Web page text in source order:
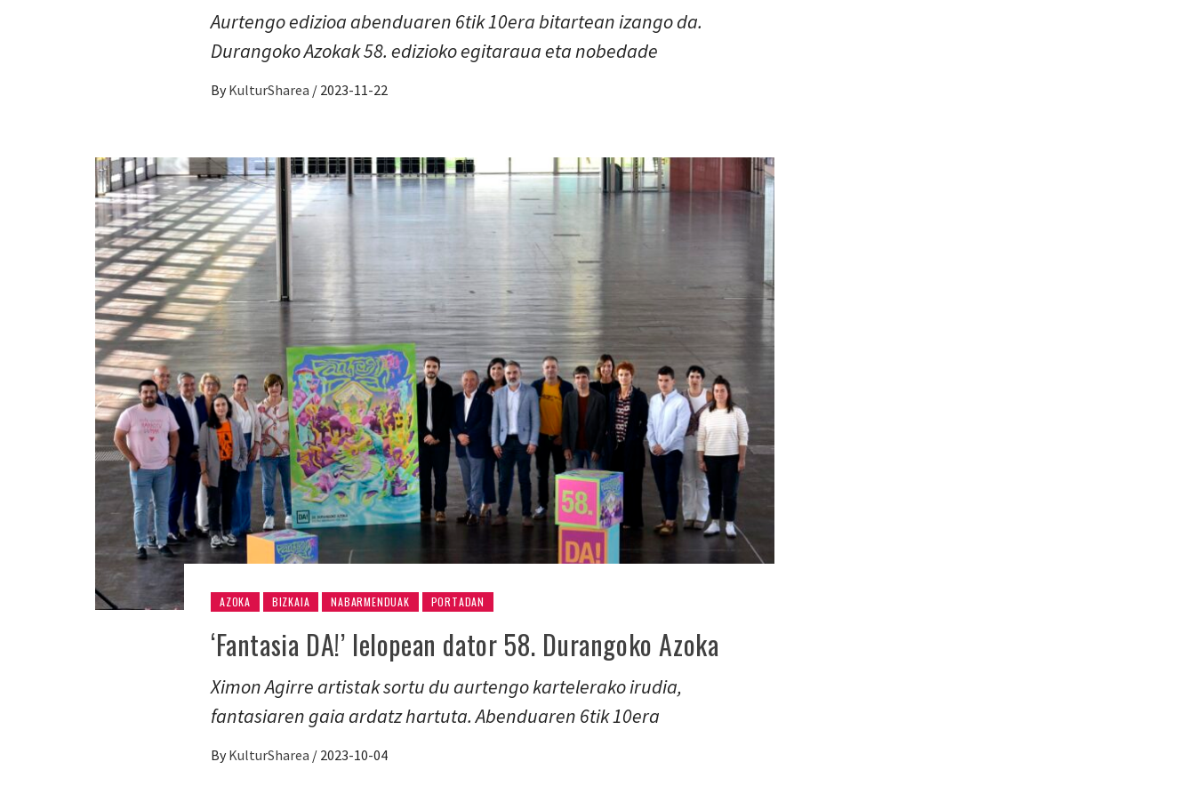
Aurtengo edizioa abenduaren 6tik 10era bitartean izango da.
Durangoko Azokak 58. edizioko egitaraua eta nobedade
By KulturSharea / 2023-11-22
AZOKA BIZKAIA NABARMENDUAK PORTADAN
‘Fantasia DA!’ lelopean dator 58. Durangoko Azoka
Ximon Agirre artistak sortu du aurtengo kartelerako irudia,
fantasiaren gaia ardatz hartuta. Abenduaren 6tik 10era
By KulturSharea / 2023-10-04